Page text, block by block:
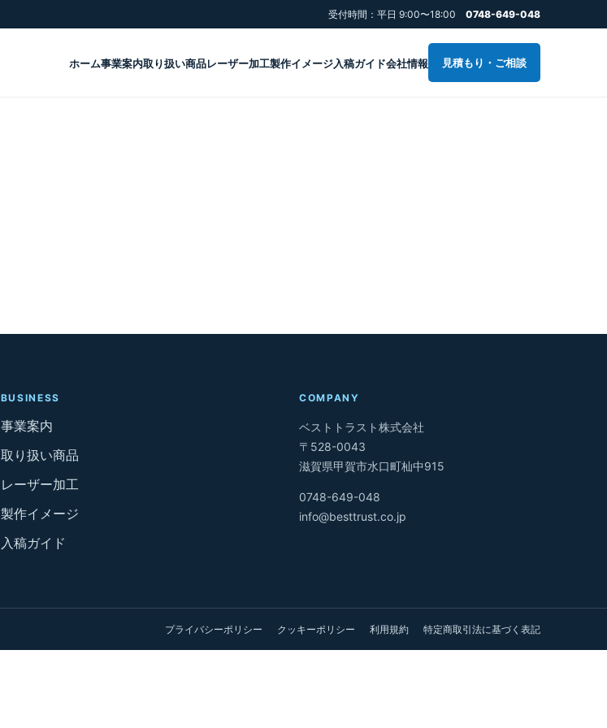
受付時間：平日 9:00〜18:00 0748-649-048
ホーム事業案内取り扱い商品レーザー加工製作イメージ入稿ガイド会社情報 見積もり・ご相談
BUSINESS
事業案内
取り扱い商品
レーザー加工
製作イメージ
入稿ガイド
COMPANY
ベストトラスト株式会社
〒528-0043
滋賀県甲賀市水口町杣中915
0748-649-048
info@besttrust.co.jp
プライバシーポリシー クッキーポリシー 利用規約 特定商取引法に基づく表記